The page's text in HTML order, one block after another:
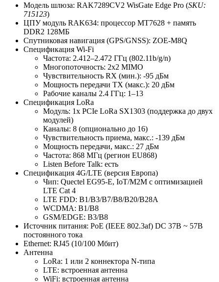
Модель шлюза: RAK7289CV2 WisGate Edge Pro (SKU:
715123)
ЦПУ модуль RAK634: процессор MT7628 + память
DDR2 128МБ
Спутниковая навигация (GPS/GNSS): ZOE-M8Q
Спецификация Wi-Fi
Частота: 2.412–2.472 ГГц (802.11b/g/n)
Многопоточность: 2x2 MIMO
Чувствительность RX (мин.): -95 дБм
Мощность передачи TX (макс.): 20 дБм
Рабочие каналы 2.4 ГГц: 1–13
Спецификация LoRa
Модуль: 1х PCIe LoRa SX1303 (поддержка до двух
модулей)
Каналы: 8 (опционально до 16)
Чувствительность приема, макс.: -139 дБм
Мощность передачи, макс.: 27 дБм
Частота: 868 МГц (регион EU868)
Listen Before Talk: есть
Спецификация 4G/LTE (версия Европа)
Чип: Quectel EG95-E, IoT/M2M c оптимизацией
LTE Cat 4
LTE FDD: B1/B3/B7/B8/B20/B28A
WCDMA: B1/B8
GSM/EDGE: B3/B8
Источник питания: PoE (IEEE 802.3af) DC 37В ~ 57В
постоянного тока
Ethernet: RJ45 (10/100 Мбит)
Антенна
LoRa: 1 или 2 коннектора N-типа
LTE: встроенная антенна
WiFi: встроенная антенна